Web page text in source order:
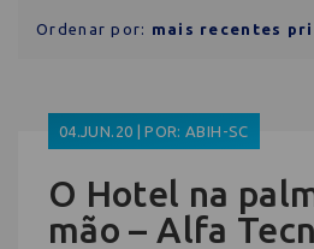
Ordenar por:
04.JUN.20 | POR: ABIH-SC
O Hotel na
mão – Alfa